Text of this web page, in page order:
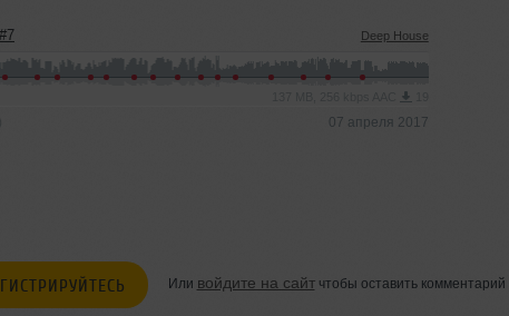
Deep House
07 апреля 2017
Или войдите на сайтчтобы оставить комментарий